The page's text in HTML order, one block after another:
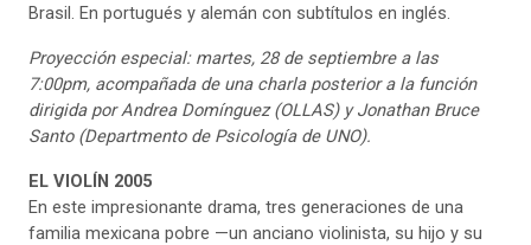
Brasil. En portugués y alemán con subtítulos en inglés.
Proyección especial:martes, 28 de septiembre a las
7:00pm, acompañada de una charla posterior a la función
dirigida por Andrea Domínguez (OLLAS) y Jonathan Bruce
Santo (Departmento de Psicología de UNO).
EL VIOLÍN 2005
En este impresionante drama, tres generaciones de una
familia mexicana pobre —un anciano violinista, su hijo y su